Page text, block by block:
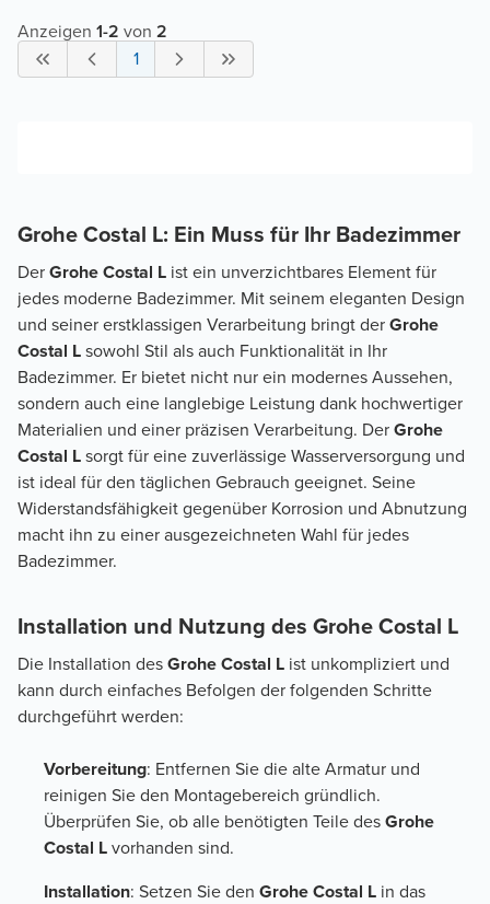
Anzeigen 1-2 von 2
1
Grohe Costal L: Ein Muss für Ihr Badezimmer
DerGrohe Costal L ist ein unverzichtbares Element für
jedes moderne Badezimmer. Mit seinem eleganten Design
und seiner erstklassigen Verarbeitung bringt derGrohe
Costal Lsowohl Stil als auch Funktionalität in Ihr
Badezimmer. Er bietet nicht nur ein modernes Aussehen,
sondern auch eine langlebige Leistung dank hochwertiger
Materialien und einer präzisen Verarbeitung. DerGrohe
Costal Lsorgt für eine zuverlässige Wasserversorgung und
ist ideal für den täglichen Gebrauch geeignet. Seine
Widerstandsfähigkeit gegenüber Korrosion und Abnutzung
macht ihn zu einer ausgezeichneten Wahl für jedes
Badezimmer.
Installation und Nutzung des Grohe Costal L
Die Installation desGrohe Costal L ist unkompliziert und
kann durch einfaches Befolgen der folgenden Schritte
durchgeführt werden:
Vorbereitung: Entfernen Sie die alte Armatur und
reinigen Sie den Montagebereich gründlich.
Überprüfen Sie, ob alle benötigten Teile desGrohe
Costal Lvorhanden sind.
Installation: Setzen Sie den Grohe Costal L in das